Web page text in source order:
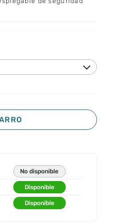
No disponible
Disponible
Disponible